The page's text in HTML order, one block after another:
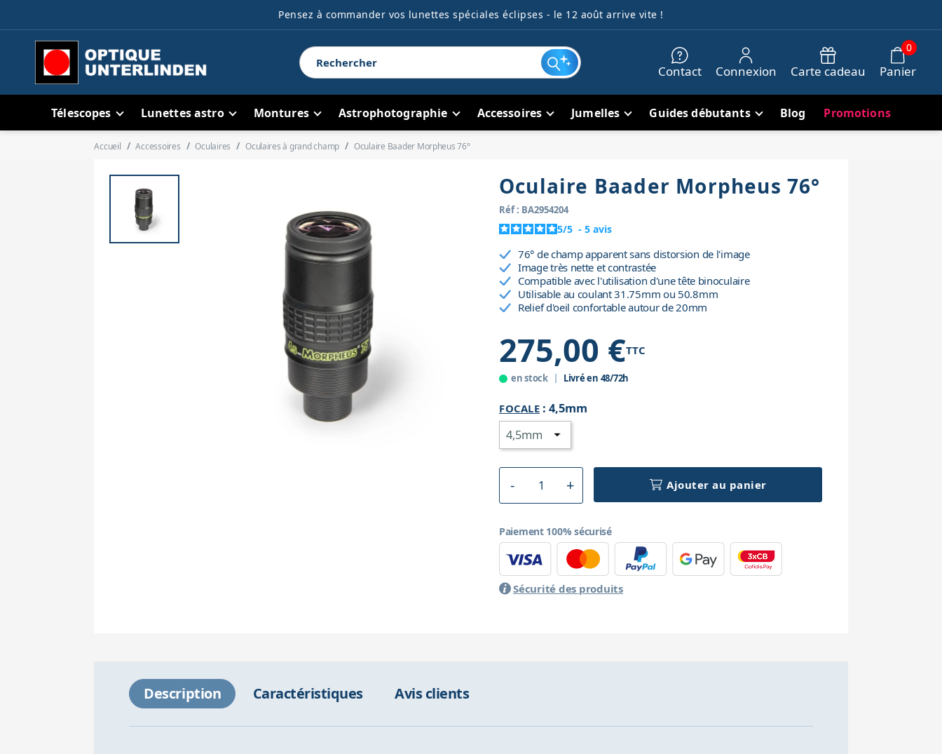
Pensez à commander vos lunettes spéciales éclipses - le 12 août arrive vite !
Contact Connexion Carte cadeau Panier
0
Télescopes Lunettes astro Montures Astrophotographie Accessoires Jumelles Guides débutants Blog Promotions
Accueil Accessoires Oculaires Oculaires à grand champ Oculaire Baader Morpheus 76°
Oculaire Baader Morpheus 76°
Réf : BA2954204
5/5 - 5 avis
76° de champ apparent sans distorsion de l'image
Image très nette et contrastée
Compatible avec l'utilisation d'une tête binoculaire
Utilisable au coulant 31.75mm ou 50.8mm
Relief d'oeil confortable autour de 20mm
275,00 €TTC
en stock Livré en 48/72h
FOCALE : 4,5mm
Ajouter au panier
Paiement 100% sécurisé
Sécurité des produits
Description Caractéristiques Avis clients